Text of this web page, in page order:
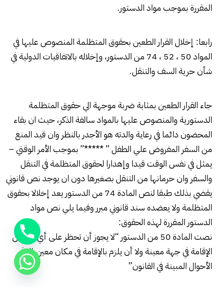
المقررة بموجب مواد الدستور.
رابعا: إخلال القرار الطعين بحقوق المتظلمة المنصوص عليها في
المواد 50 ، 52 ، 74 من الدستور، وإخلاله بالاتفاقيات الدولية في
شأن حرية السف والتنقل.
جاء القرار الطعين بمثابة ضربة موجهة الي حقوق المتظلمة
الدستورية والمنصوص عليها بالمواد سالفة الذكر، حيث ان بقاء
المحضون دائما في رعاية والدته هو الأجدر بالنظر وان قيد المنع
من السفر المفروض علي الطفل ” *****” بموجب الأمر الوقتي –
يمثل في نفس الوقت قيدا وإهدارا لحقوق المتظلمة في التنقل
والسفر وان حرمانها من التنقل بصغيرها دون ان يوجد نص قانوني
يقضي بذلك طبقا لنص المادة 74 من الدستور يعد إخلالا بحقوق
المتظلمة ولا يعضده سند قانوني مبرر وفيما يلي نص مواد
الدستور المقررة لهذه الحقوق:
نصت المادة 50 من الدستور “لا يجوز أن تحظر على أي مواطن
الإقامة في جهة معينة ولا أن يلزم بالإقامة في مكان معين إلا في
الأحوال المبينة في القانون”